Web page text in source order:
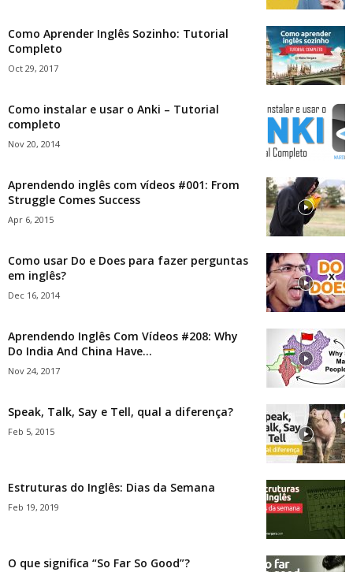
Como Aprender Inglês Sozinho: Tutorial
Completo
Oct 29, 2017
Como instalar e usar o Anki – Tutorial
completo
Nov 20, 2014
Aprendendo inglês com vídeos #001: From
Struggle Comes Success
Apr 6, 2015
Como usar Do e Does para fazer perguntas
em inglês?
Dec 16, 2014
Aprendendo Inglês Com Vídeos #208: Why
Do India And China Have...
Nov 24, 2017
Speak, Talk, Say e Tell, qual a diferença?
Feb 5, 2015
Estruturas do Inglês: Dias da Semana
Feb 19, 2019
O que significa “So Far So Good”?